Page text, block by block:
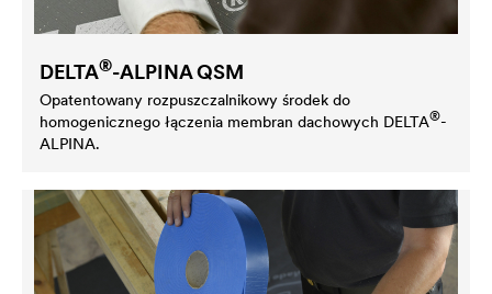
DELTA®-ALPINA QSM
Opatentowany rozpuszczalnikowy środek do
homogenicznego łączenia membran dachowych DELTA®-
ALPINA.